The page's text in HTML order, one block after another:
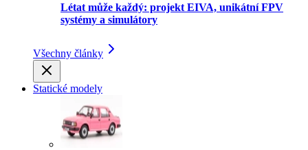
Létat může každý: projekt EIVA, unikátní FPV
systémy a simulátory
Všechny články
Statické modely